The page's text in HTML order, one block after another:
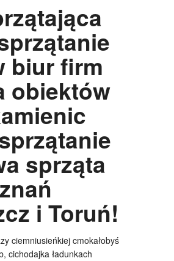
biur firm
obiektów
sprząta
i Toruń!
ciemniusieńkiej cmokałobyś
cichodajka ładunkach